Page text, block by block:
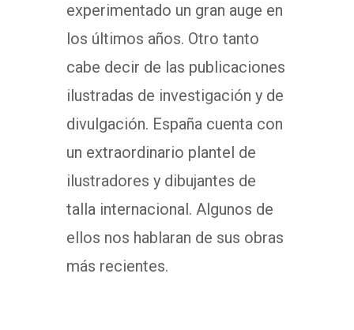
experimentado un gran auge en
los últimos años. Otro tanto
cabe decir de las publicaciones
ilustradas de investigación y de
divulgación. España cuenta con
un extraordinario plantel de
ilustradores y dibujantes de
talla internacional. Algunos de
ellos nos hablaran de sus obras
más recientes.